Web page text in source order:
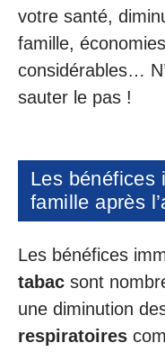
votre santé,
famille,
considérables…
sauter le pas !
Les bénéfices
famille après
Les bénéfices
tabac sont
une diminution
respiratoires